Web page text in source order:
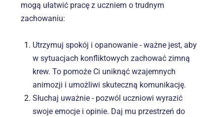
mogą ułatwić pracę z uczniem o trudnym
zachowaniu:
Utrzymuj spokój i opanowanie - ważne jest, aby
w sytuacjach konfliktowych zachować zimną
krew. To pomoże Ci uniknąć wzajemnych
animozji i umożliwi skuteczną komunikację.
Słuchaj uważnie - pozwól uczniowi wyrazić
swoje emocje i opinie. Daj mu przestrzeń do